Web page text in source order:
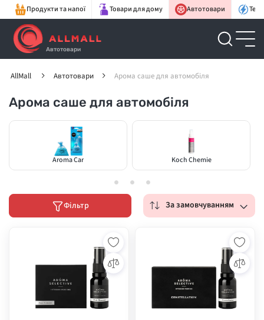
Продукти та напої Товари для дому Автотовари
Автотовари
AllMall Автотовари Арома саше для автомобіля
Арома саше для автомобіля
Aroma Car Koch Chemie
Фільтр За замовчуванням